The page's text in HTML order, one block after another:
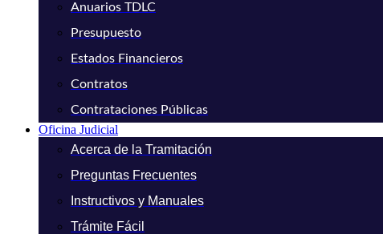
Anuarios TDLC
Presupuesto
Estados Financieros
Contratos
Contrataciones Públicas
Oficina Judicial
Acerca de la Tramitación
Preguntas Frecuentes
Instructivos y Manuales
Trámite Fácil